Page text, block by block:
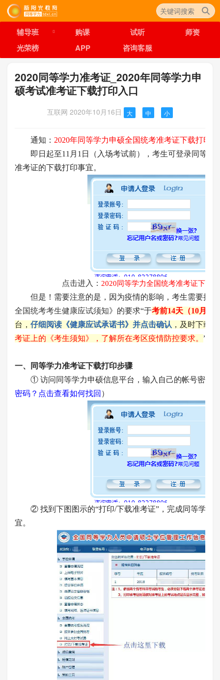
辅导班 购课 试听
师资
光荣榜
APP 咨询客服
2020同等学力准考证_2020年同等学力申
硕考试准考证下载打印入口
互联网 2020年10月16日 大 中 小
通知： 2020年同等学力申硕全国统考准考证下载打印
即日起至11月1日（入场考试前），考生可登录同等学
准考证的下载打印事宜。
点击进入： 2020同等学力全国统考准考证下载
但是！需要注意的是，因为疫情的影响，考生需要按照
全国统考考生健康应试须知》的要求“于考前14天（10月18
台， 仔细阅读《健康应试承诺书》并点击确认 ，及时下载
考证上的《考生须知》，了解所在考区疫情防控要求。 ”
一、同等学力准考证下载打印步骤
① 访问同等学力申硕信息平台，输入自己的帐号密码
密码？点击查看如何找回 ）
② 找到下图图示的“打印/下载准考证”，完成同等学力
宜。